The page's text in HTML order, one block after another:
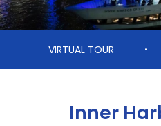
VIRTUAL TOUR •
Inner